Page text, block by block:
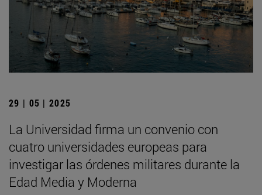
29 | 05 | 2025
La Universidad firma un convenio con
cuatro universidades europeas para
investigar las órdenes militares durante la
Edad Media y Moderna